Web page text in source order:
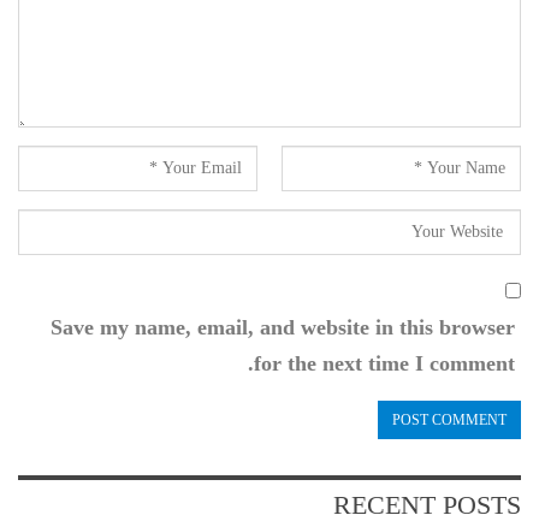
Save my name, email, and website in this browser
for the next time I comment.
RECENT POSTS